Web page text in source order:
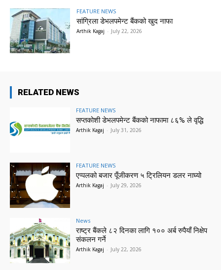
FEATURE NEWS
सांग्रिला डेभलपमेन्ट बैंकको खुद नाफा
Arthik Kagaj - July 22, 2026
RELATED NEWS
FEATURE NEWS
सप्तकोशी डेभलपमेन्ट बैंकको नाफामा ८६% ले वृद्धि
Arthik Kagaj - July 31, 2026
FEATURE NEWS
एप्पलको बजार पूँजीकरण ५ ट्रिलियन डलर नाघ्यो
Arthik Kagaj - July 29, 2026
News
राष्ट्र बैंकले ८२ दिनका लागि १०० अर्ब रुपैयाँ निक्षेप
संकलन गर्ने
Arthik Kagaj - July 22, 2026